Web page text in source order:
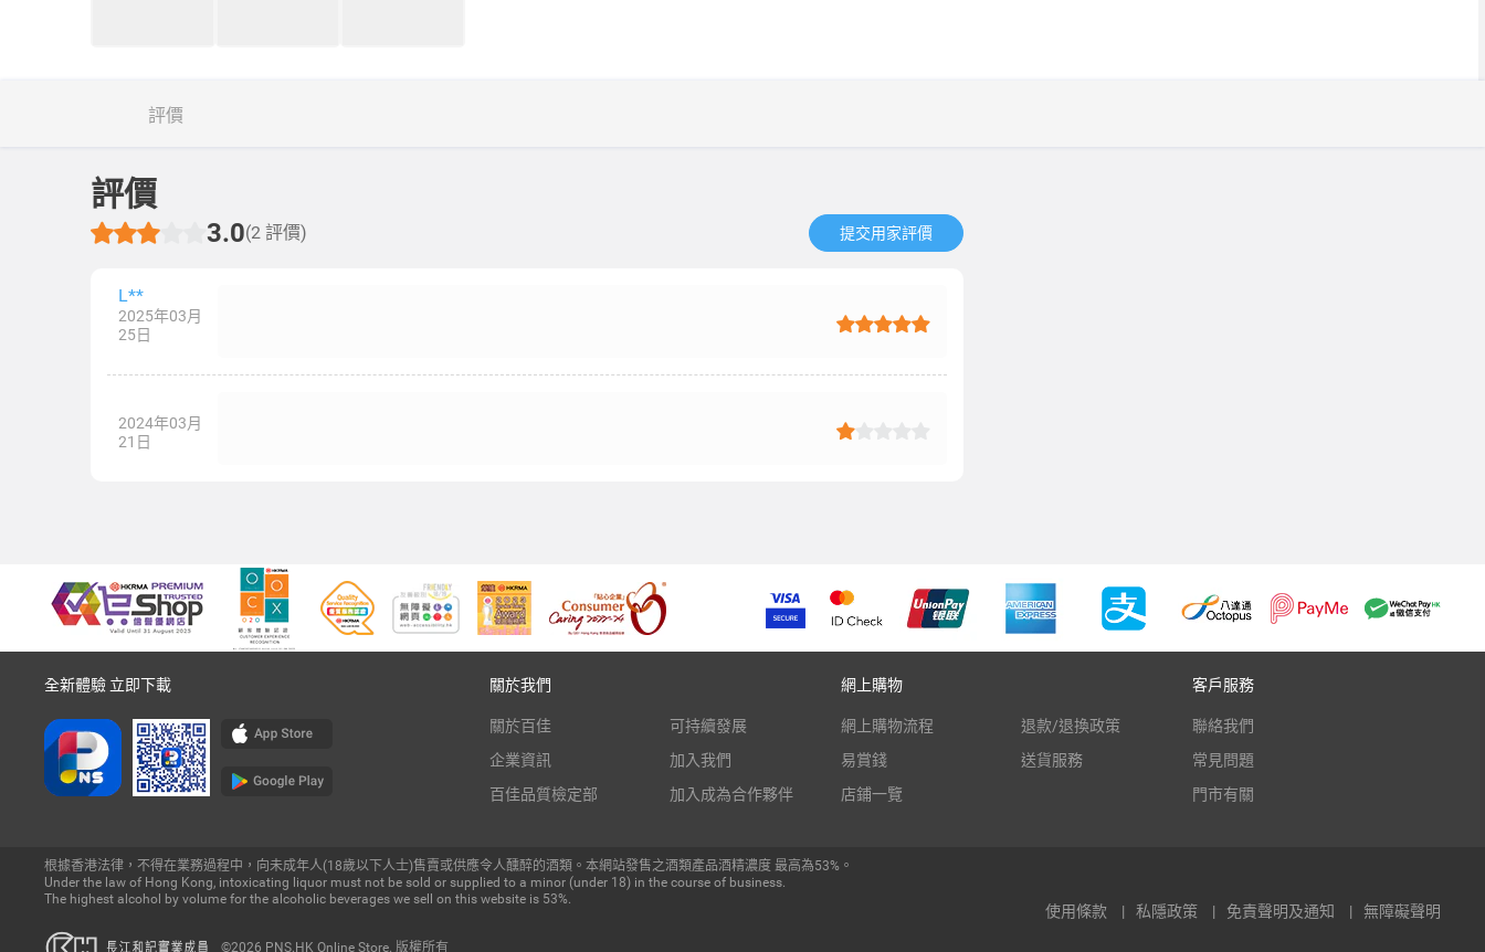
評價
評價
3.0(2 評價) 提交用家評價​
L**
2025年03月
25日
2024年03月
21日
全新體驗 立即下載 關於我們
關於百佳
企業資訊
百佳品質檢定部
可持續發展
加入我們
加入成為合作夥伴
網上購物
網上購物流程
易賞錢
店鋪一覽
退款/退換政策
送貨服務
客戶服務
聯絡我們
常見問題
門市有關
根據香港法律，不得在業務過程中，向未成年人(18歲以下人士)售賣或供應令人醺醉的酒類。本網站發售之酒類產品酒精濃度 最高為53%。
Under the law of Hong Kong, intoxicating liquor must not be sold or supplied to a minor (under 18) in the course of business.
The highest alcohol by volume for the alcoholic beverages we sell on this website is 53%.
©2026 PNS.HK Online Store. 版權所有
使用條款 私隱政策 免責聲明及通知 無障礙聲明